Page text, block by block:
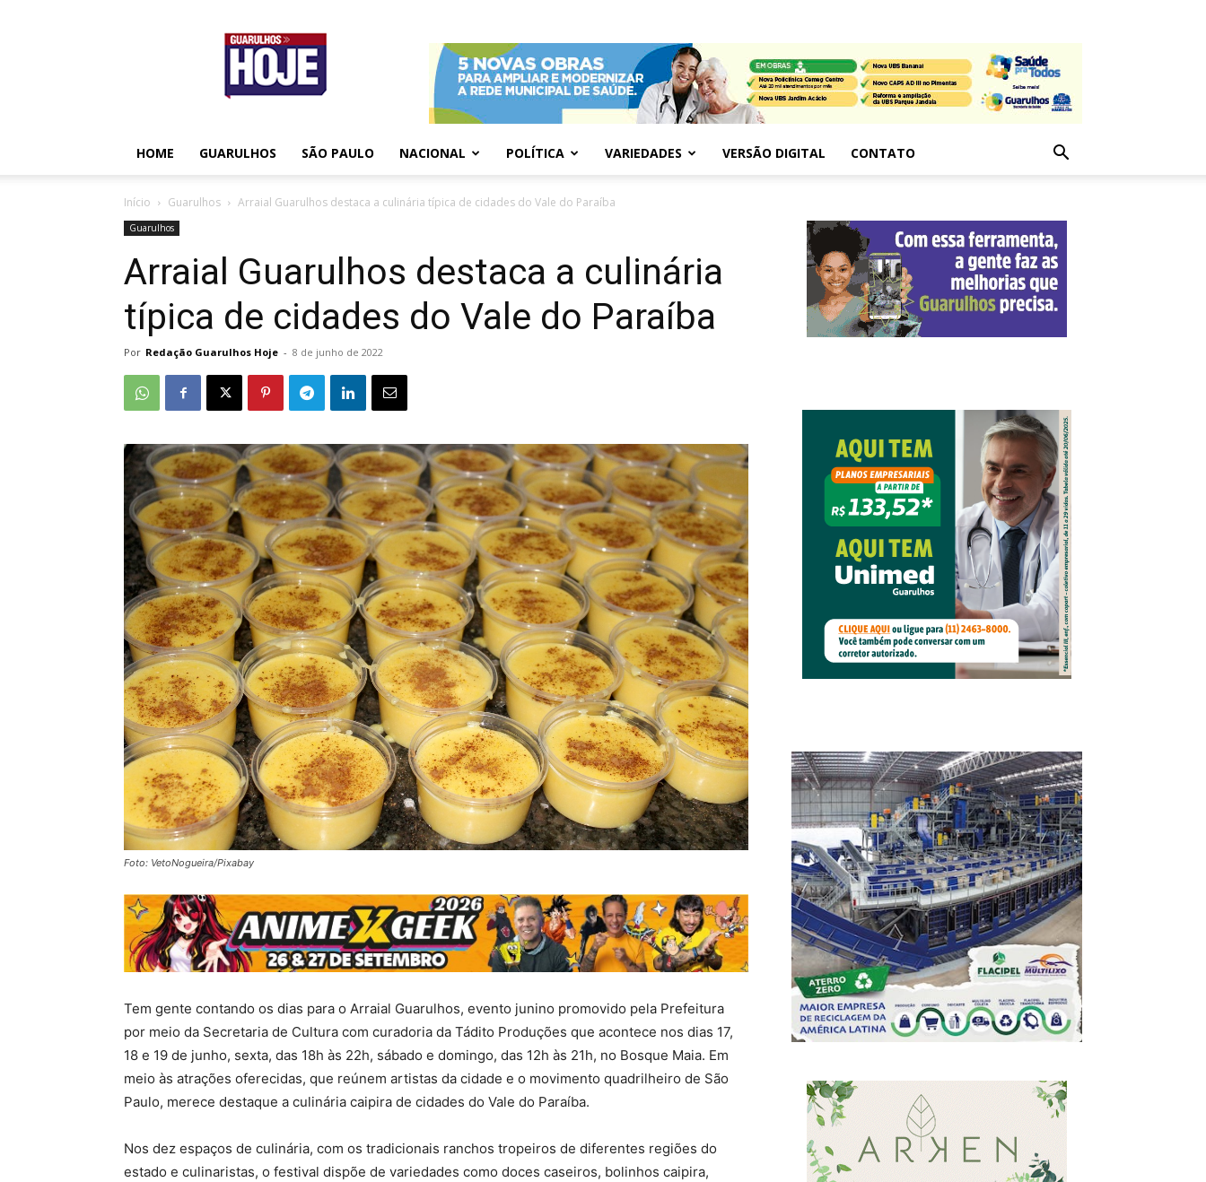
Guarulhos
Hoje
HOME GUARULHOS SÃO PAULO NACIONAL POLÍTICA VARIEDADES VERSÃO DIGITAL CONTATO
Início Guarulhos Arraial Guarulhos destaca a culinária típica de cidades do Vale do Paraíba
Guarulhos
Arraial Guarulhos destaca a culinária
típica de cidades do Vale do Paraíba
Por Redação Guarulhos Hoje - 8 de junho de 2022
Foto: VetoNogueira/Pixabay
Tem gente contando os dias para o Arraial Guarulhos, evento junino promovido pela Prefeitura
por meio da Secretaria de Cultura com curadoria da Tádito Produções que acontece nos dias 17,
18 e 19 de junho, sexta, das 18h às 22h, sábado e domingo, das 12h às 21h, no Bosque Maia. Em
meio às atrações oferecidas, que reúnem artistas da cidade e o movimento quadrilheiro de São
Paulo, merece destaque a culinária caipira de cidades do Vale do Paraíba.
Nos dez espaços de culinária, com os tradicionais ranchos tropeiros de diferentes regiões do
estado e culinaristas, o festival dispõe de variedades como doces caseiros, bolinhos caipira,